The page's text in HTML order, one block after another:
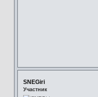
SNEGiri
Участник